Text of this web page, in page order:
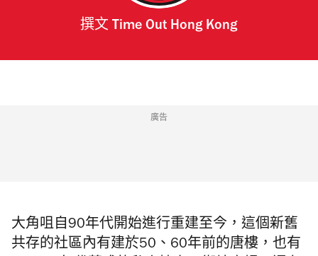
撰文 Time Out Hong Kong
廣告
大角咀自90年代開始進行重建至今，這個新舊
共存的社區內有建於50、60年前的唐樓，也有